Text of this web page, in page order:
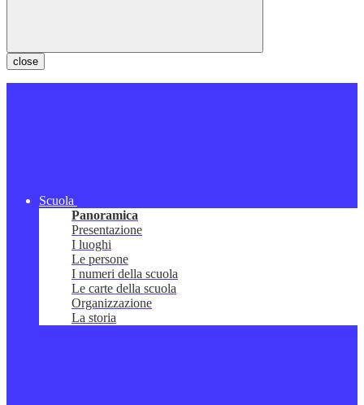
close
Scuola
Panoramica
Presentazione
I luoghi
Le persone
I numeri della scuola
Le carte della scuola
Organizzazione
La storia